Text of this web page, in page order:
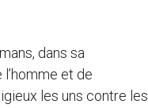
dans sa
et de
les uns contre les